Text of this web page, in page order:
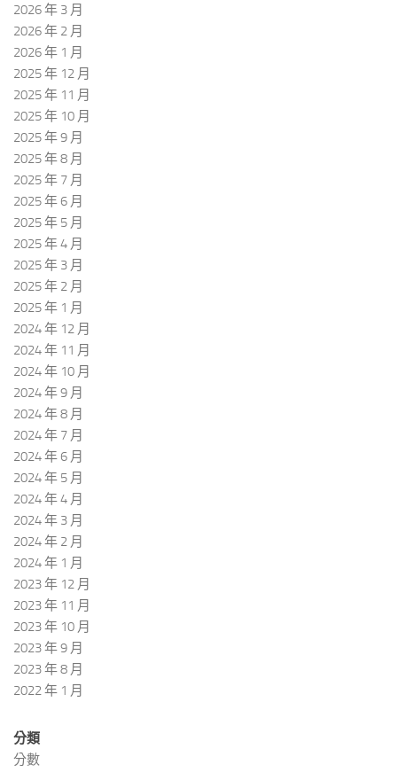
2026 年 3 月
2026 年 2 月
2026 年 1 月
2025 年 12 月
2025 年 11 月
2025 年 10 月
2025 年 9 月
2025 年 8 月
2025 年 7 月
2025 年 6 月
2025 年 5 月
2025 年 4 月
2025 年 3 月
2025 年 2 月
2025 年 1 月
2024 年 12 月
2024 年 11 月
2024 年 10 月
2024 年 9 月
2024 年 8 月
2024 年 7 月
2024 年 6 月
2024 年 5 月
2024 年 4 月
2024 年 3 月
2024 年 2 月
2024 年 1 月
2023 年 12 月
2023 年 11 月
2023 年 10 月
2023 年 9 月
2023 年 8 月
2022 年 1 月
分類
分數